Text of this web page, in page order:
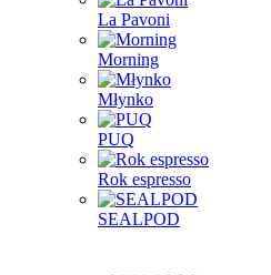
La Pavoni
Morning
Młynko
PUQ
Rok espresso
SEALPOD